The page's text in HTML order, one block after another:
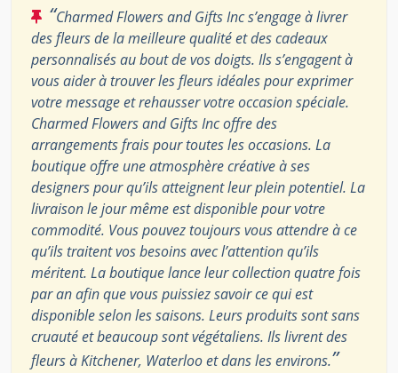
“Charmed Flowers and Gifts Inc s’engage à livrer
des fleurs de la meilleure qualité et des cadeaux
personnalisés au bout de vos doigts. Ils s’engagent à
vous aider à trouver les fleurs idéales pour exprimer
votre message et rehausser votre occasion spéciale.
Charmed Flowers and Gifts Inc offre des
arrangements frais pour toutes les occasions. La
boutique offre une atmosphère créative à ses
designers pour qu’ils atteignent leur plein potentiel. La
livraison le jour même est disponible pour votre
commodité. Vous pouvez toujours vous attendre à ce
qu’ils traitent vos besoins avec l’attention qu’ils
méritent. La boutique lance leur collection quatre fois
par an afin que vous puissiez savoir ce qui est
disponible selon les saisons. Leurs produits sont sans
cruauté et beaucoup sont végétaliens. Ils livrent des
fleurs à Kitchener, Waterloo et dans les environs.”